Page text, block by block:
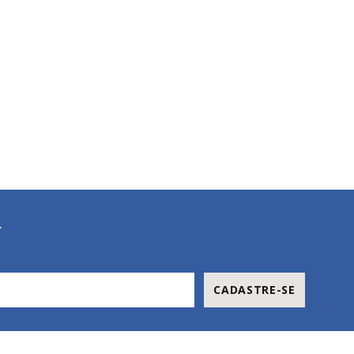
CADASTRE-SE